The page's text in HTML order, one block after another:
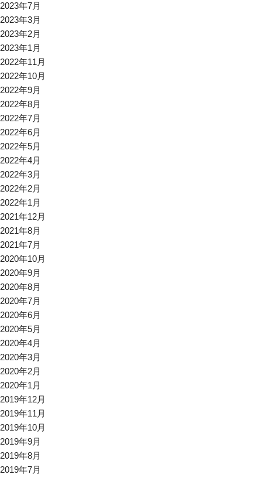
2023年7月
2023年3月
2023年2月
2023年1月
2022年11月
2022年10月
2022年9月
2022年8月
2022年7月
2022年6月
2022年5月
2022年4月
2022年3月
2022年2月
2022年1月
2021年12月
2021年8月
2021年7月
2020年10月
2020年9月
2020年8月
2020年7月
2020年6月
2020年5月
2020年4月
2020年3月
2020年2月
2020年1月
2019年12月
2019年11月
2019年10月
2019年9月
2019年8月
2019年7月